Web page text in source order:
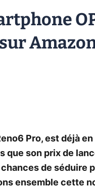
Pro, est déjà
que son prix de
de séduire
ensemble cette